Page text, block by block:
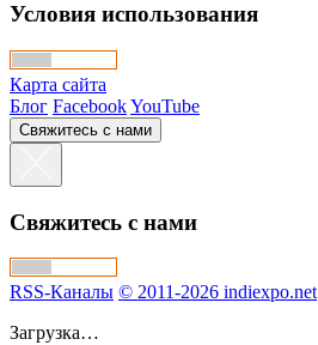
Условия использования
Карта сайта
Блог FacebookYouTube
Свяжитесь с нами
Свяжитесь с нами
RSS-Каналы © 2011-2026 indiexpo.net
Загрузка…